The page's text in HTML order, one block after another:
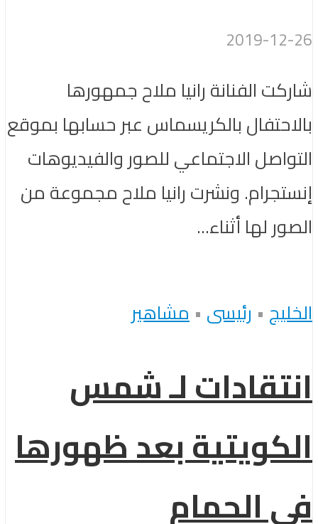
2019-12-26
شاركت الفنانة رانيا ملاح جمهورها
بالاحتفال بالكريسماس عبر حسابها بموقع
التواصل الاجتماعي للصور والفيديوهات
إنستجرام. ونشرت رانيا ملاح مجموعة من
الصور لها أثناء...
الخليج • رئيسى •مشاهير
انتقادات لـ شمس
الكويتية بعد ظهورها
في الحمام